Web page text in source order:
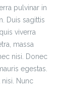
pulvinar in
Duis sagittis
viverra
massa
nisi. Donec
egestas.
Nunc